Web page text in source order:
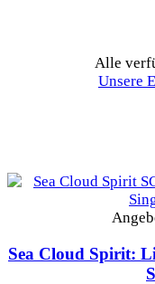
Alle
Unsere
Sea Cloud Spirit: